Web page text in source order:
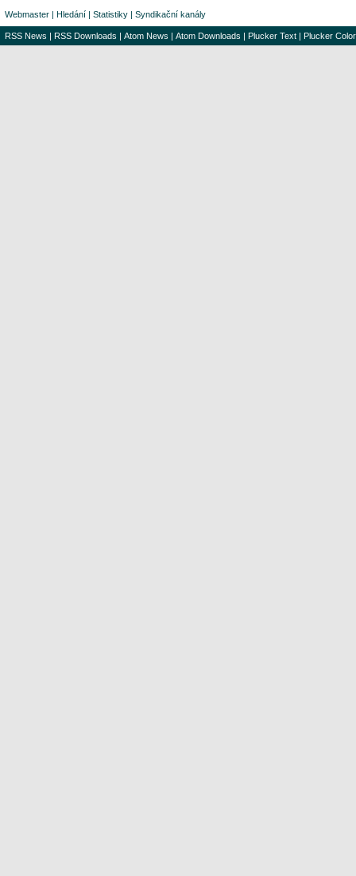
Webmaster | Hledání | Statistiky | Syndikační kanály
RSS News | RSS Downloads | Atom News | Atom Downloads | Plucker Text | Plucker Color